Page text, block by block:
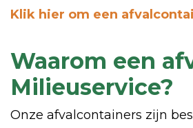
Klik hier om een
Waarom een
Milieuservice?
Onze afvalcontainers zijn